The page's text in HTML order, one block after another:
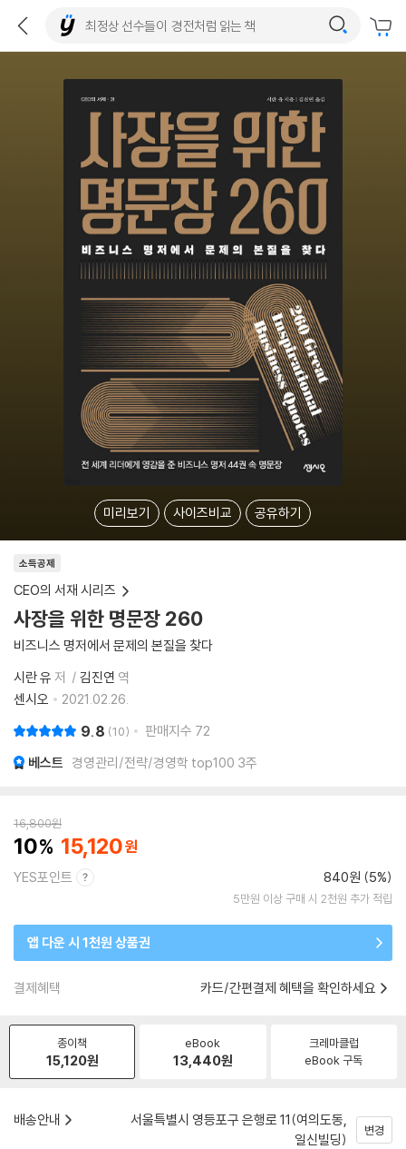
미리보기 사이즈비교 공유하기
소득공제
CEO의 서재 시리즈
사장을 위한 명문장 260
비즈니스 명저에서 문제의 본질을 찾다
시란 유 저 김진연 역
센시오
2021.02.26.
9.8 10 판매지수 72
베스트 경영관리/전략/경영학 top100 3주
16,800원
10 15,120
YES포인트 840원 (5%)
5만원 이상 구매 시 2천원 추가 적립
앱 다운 시 1천원 상품권
결제혜택 카드/간편결제 혜택을 확인하세요
종이책
15,120원
eBook
13,440원
크레마클럽
eBook 구독
배송안내
서울특별시 영등포구 은행로 11(여의도동,
일신빌딩)
변경